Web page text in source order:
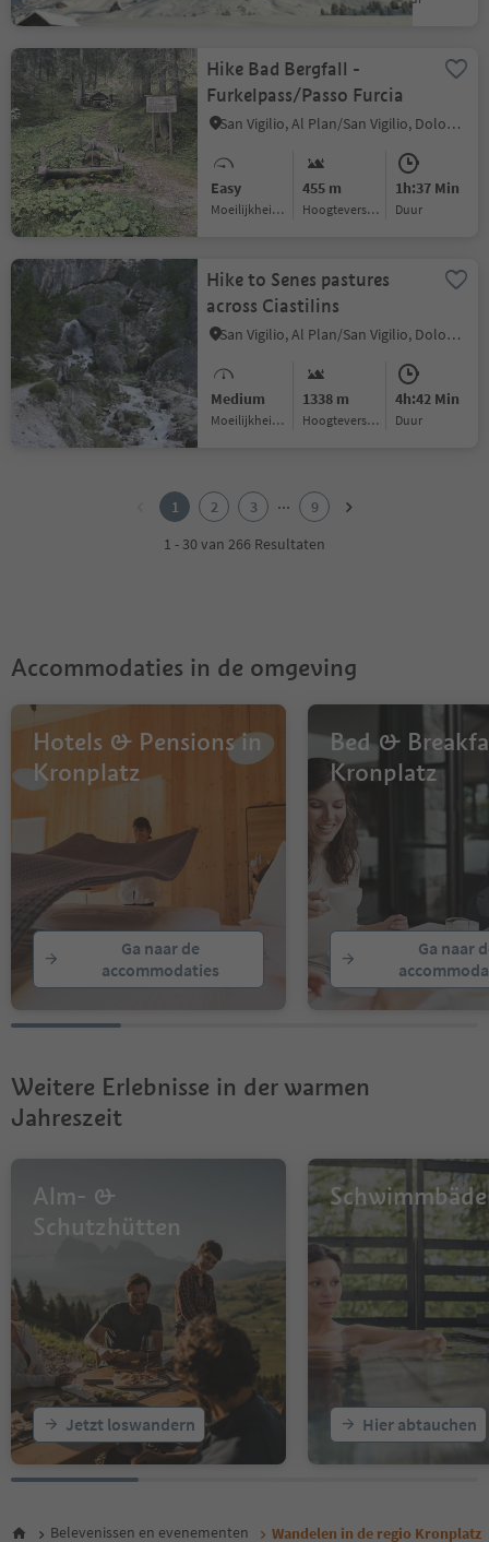
Hike Bad Bergfall -
Furkelpass/Passo Furcia
San Vigilio, Al Plan/San Vigilio, Dolomites Region Kronplatz/Plan de Corones
Easy
Moeilijkheidsgraad
455 m
Hoogteverschil
1h:37 Min
Duur
Hike to Senes pastures
across Ciastilins
San Vigilio, Al Plan/San Vigilio, Dolomites Region Kronplatz/Plan de Corones
Medium
Moeilijkheidsgraad
1338 m
Hoogteverschil
4h:42 Min
Duur
1 2 3 ...
9
1 - 30 van 266 Resultaten
Accommodaties in de omgeving
Hotels & Pensions in
Kronplatz
Ga naar de
accommodaties
Bed &
Kronplatz
Ga naar
Weitere Erlebnisse in der warmen
Jahreszeit
Alm- &
Schutzhütten
Jetzt loswandern Hier abtauchen
Belevenissen en evenementen Wandelen in de regio Kronplatz